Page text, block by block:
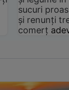
sucuri
și renunți
comerț